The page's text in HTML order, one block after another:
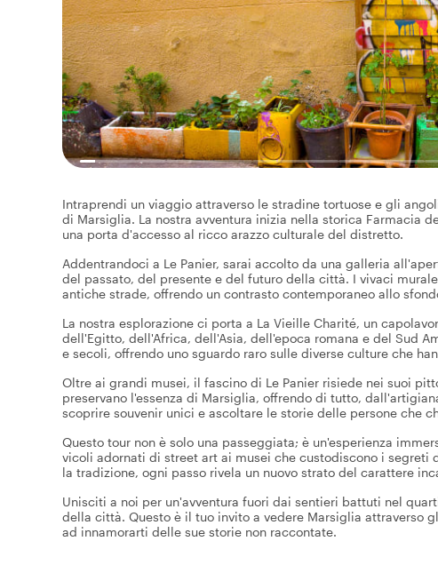
Intraprendi un viaggio attraverso le stradine tortuose e gli
di Marsiglia. La nostra avventura inizia nella storica Farmacia
una porta d'accesso al ricco arazzo culturale del distretto.
Addentrandoci a Le Panier, sarai accolto da una galleria
del passato, del presente e del futuro della città. I vivaci
antiche strade, offrendo un contrasto contemporaneo allo
La nostra esplorazione ci porta a La Vieille Charité, un
dell'Egitto, dell'Africa, dell'Asia, dell'epoca romana e del Sud
e secoli, offrendo uno sguardo raro sulle diverse culture che
Oltre ai grandi musei, il fascino di Le Panier risiede nei suoi
preservano l'essenza di Marsiglia, offrendo di tutto,
scoprire souvenir unici e ascoltare le storie delle persone che
Questo tour non è solo una passeggiata; è un'esperienza
vicoli adornati di street art ai musei che custodiscono i
la tradizione, ogni passo rivela un nuovo strato del carattere
Unisciti a noi per un'avventura fuori dai sentieri battuti nel
della città. Questo è il tuo invito a vedere Marsiglia attraverso
ad innamorarti delle sue storie non raccontate.